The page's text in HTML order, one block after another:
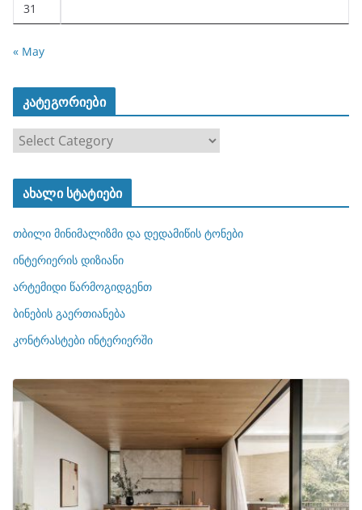
31
« May
კატეგორიები
ტ
ო
რ
ბ
ი
ახალი სტატიები
თბილი მინიმალიზმი და დედამიწის ტონები
ინტერიერის დიზიანი
არტემიდი წარმოგიდგენთ
ბინების გაერთიანება
კონტრასტები ინტერიერში